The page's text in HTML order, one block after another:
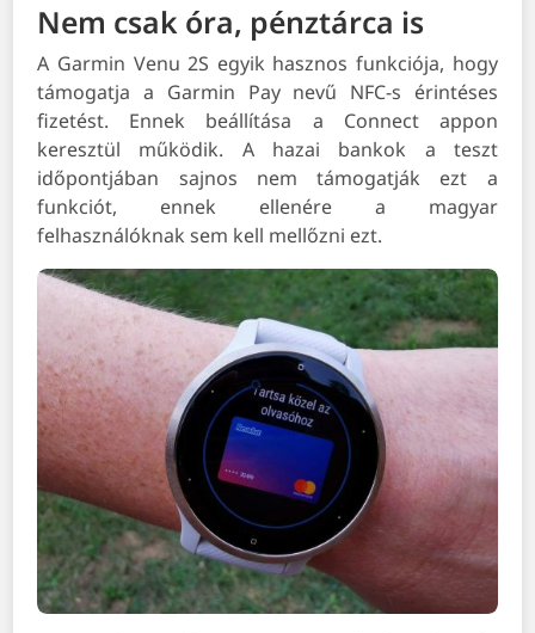
Nem csak óra, pénztárca is
A Garmin Venu 2S egyik hasznos funkciója, hogy
támogatja a Garmin Pay nevű NFC-s érintéses
fizetést. Ennek beállítása a Connect appon
keresztül működik. A hazai bankok a teszt
időpontjában sajnos nem támogatják ezt a
funkciót, ennek ellenére a magyar
felhasználóknak sem kell mellőzni ezt.